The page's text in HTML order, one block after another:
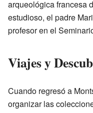
arqueológica francesa
estudioso, el padre
profesor en el
Viajes y
Cuando regresó a
organizar las